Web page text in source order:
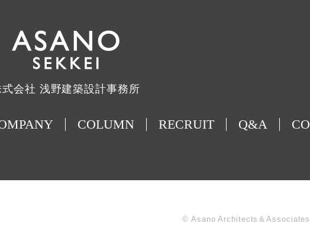
式会社 浅野建築設計事務所
COLUMN RECRUIT Q&A
© Asano Architects＆